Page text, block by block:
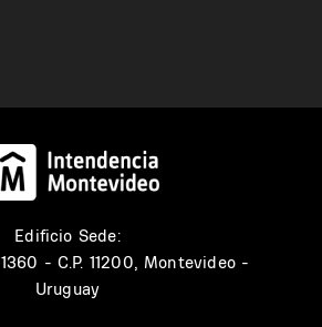
Edificio Sede:
- C.P. 11200, Montevideo -
Uruguay